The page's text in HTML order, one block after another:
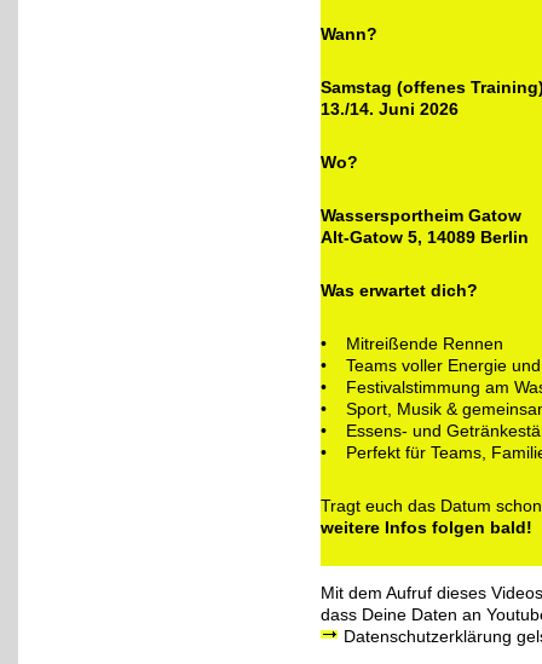
Wann?
Samstag (offenes
13./14. Juni 2026
Wo?
Wassersportheim Gatow
Alt-Gatow 5, 14089 Berlin
Was erwartet dich?
• Mitreißende Rennen
• Teams voller Energie
• Festivalstimmung am
• Sport, Musik &
• Essens- und
• Perfekt für Teams,
Tragt euch das Datum
weitere Infos folgen bald!
Mit dem Aufruf dieses
dass Deine Daten an
Datenschutzerklärung